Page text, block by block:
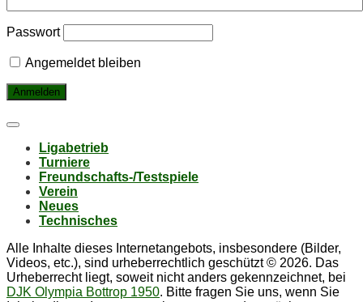
Passwort
Angemeldet bleiben
Li­ga­be­trieb
Tur­nie­re
Freund­schafts-/Test­spie­le
Ver­ein
Neu­es
Tech­ni­sches
Alle Inhalte dieses Internetangebots, insbesondere (Bilder,
Videos, etc.), sind urheberrechtlich geschützt © 2026. Das
Urheberrecht liegt, soweit nicht anders gekennzeichnet, bei
DJK Olympia Bottrop 1950. Bitte fragen Sie uns, wenn Sie